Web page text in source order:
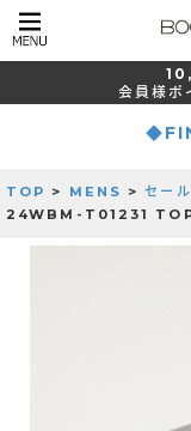
会員様ポ
TOP > MENS >セール
24WBM-T01231